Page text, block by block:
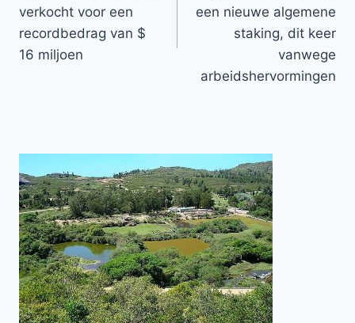
verkocht voor een
recordbedrag van $
16 miljoen
een nieuwe algemene
staking, dit keer
vanwege
arbeidshervormingen